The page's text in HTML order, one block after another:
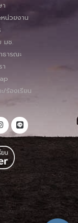
น่วยงาน
มช.
ธารณะ
/ร้องเรียน